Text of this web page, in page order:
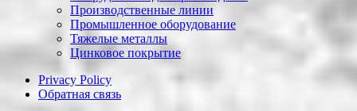
Производственные линии
Промышленное оборудование
Тяжелые металлы
Цинковое покрытие
Privacy Policy
Обратная связь